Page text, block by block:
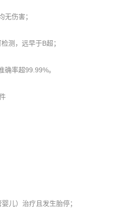
伤害；
，远早于B超；
率超99.99%。
）治疗且发生胎停；